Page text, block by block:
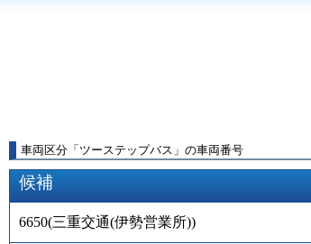
車両区分 「 ツーステップバス 」 の車両番号
候補
6650(三重交通(伊勢営業所))